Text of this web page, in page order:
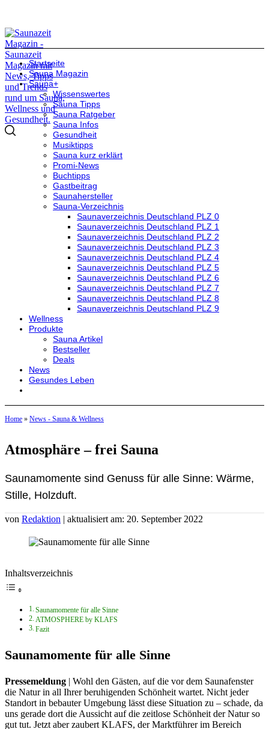
Startseite
Sauna Magazin
Sauna+
Wissenswertes
Sauna Tipps
Sauna Ratgeber
Sauna Infos
Gesundheit
Musiktipps
Sauna kurz erklärt
Promi-News
Buchtipps
Gastbeitrag
Saunahersteller
Sauna-Verzeichnis
Saunaverzeichnis Deutschland PLZ 0
Saunaverzeichnis Deutschland PLZ 1
Saunaverzeichnis Deutschland PLZ 2
Saunaverzeichnis Deutschland PLZ 3
Saunaverzeichnis Deutschland PLZ 4
Saunaverzeichnis Deutschland PLZ 5
Saunaverzeichnis Deutschland PLZ 6
Saunaverzeichnis Deutschland PLZ 7
Saunaverzeichnis Deutschland PLZ 8
Saunaverzeichnis Deutschland PLZ 9
Wellness
Produkte
Sauna Artikel
Bestseller
Deals
News
Gesundes Leben
Home » News - Sauna & Wellness
Atmosphäre – frei Sauna
Saunamomente sind Genuss für alle Sinne: Wärme,
Stille, Holzduft.
von Redaktion | aktualisiert am: 20. September 2022
Inhaltsverzeichnis
Saunamomente für alle Sinne
ATMOSPHERE by KLAFS
Fazit
Saunamomente für alle Sinne
Pressemeldung | Wohl den Gästen, auf die vor dem Saunafenster
die Natur in all Ihrer beruhigenden Schönheit wartet. Nicht jeder
Standort in bebauter Umgebung lässt diese Situation zu – schade, da
uns gerade dort die Aussicht auf die zeitlose Schönheit der Natur so
gut tut. Jetzt aber zaubert KLAFS, der Marktführer im Bereich